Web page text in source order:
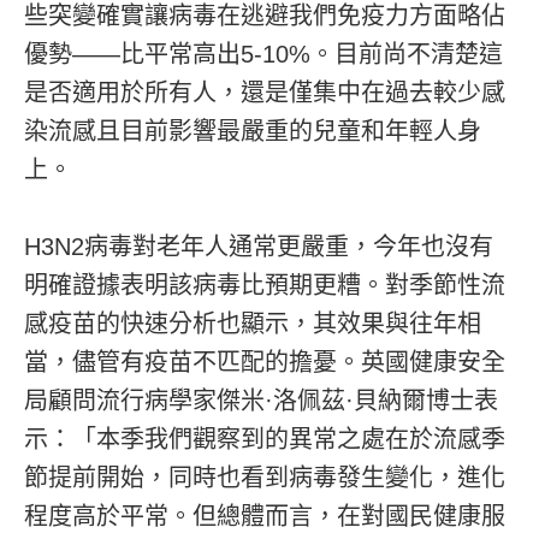
些突變確實讓病毒在逃避我們免疫力方面略佔
優勢——比平常高出5-10%。目前尚不清楚這
是否適用於所有人，還是僅集中在過去較少感
染流感且目前影響最嚴重的兒童和年輕人身
上。
H3N2病毒對老年人通常更嚴重，今年也沒有
明確證據表明該病毒比預期更糟。對季節性流
感疫苗的快速分析也顯示，其效果與往年相
當，儘管有疫苗不匹配的擔憂。英國健康安全
局顧問流行病學家傑米·洛佩茲·貝納爾博士表
示：「本季我們觀察到的異常之處在於流感季
節提前開始，同時也看到病毒發生變化，進化
程度高於平常。但總體而言，在對國民健康服